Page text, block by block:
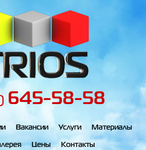
645-58-58
Вакансии Услуги Материалы
Цены Контакты